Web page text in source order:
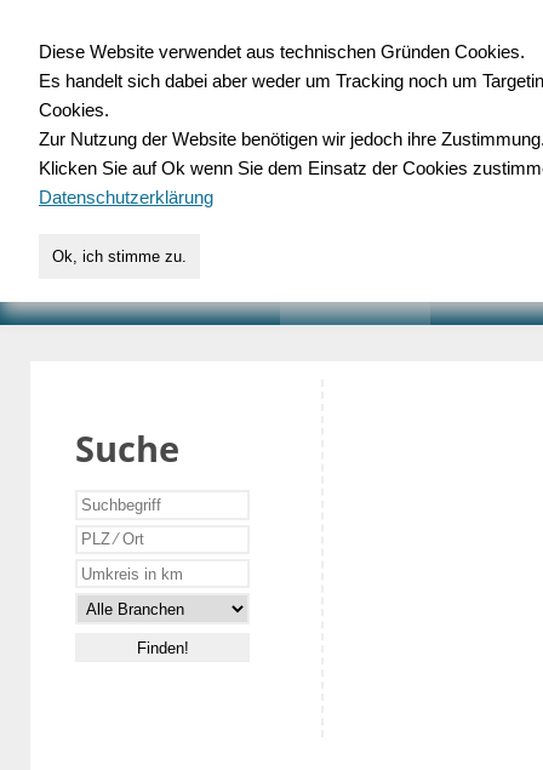
für Handwerk,
Suche
Diese Website verwendet aus technischen Gründen Cookies.
Es handelt sich dabei aber weder um Tracking noch um
Cookies.
Zur Nutzung der Website benötigen wir jedoch ihre
Klicken Sie auf Ok wenn Sie dem Einsatz der Cookies
Datenschutzerklärung
Ok, ich stimme zu.